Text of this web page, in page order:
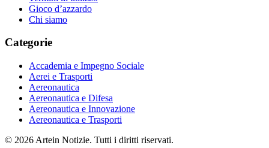
Gioco d’azzardo
Chi siamo
Categorie
Accademia e Impegno Sociale
Aerei e Trasporti
Aereonautica
Aereonautica e Difesa
Aereonautica e Innovazione
Aereonautica e Trasporti
© 2026 Artein Notizie. Tutti i diritti riservati.